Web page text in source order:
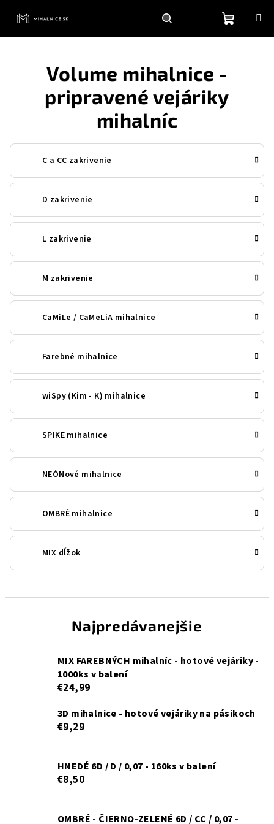
HľadaťPrihlásenie
Volume mihalnice -
pripravené vejáriky
mihalníc
C a CC zakrivenie
D zakrivenie
L zakrivenie
M zakrivenie
CaMiLe / CaMeLiA mihalnice
Farebné mihalnice
wiSpy (Kim - K) mihalnice
SPIKE mihalnice
NEÓNové mihalnice
OMBRÉ mihalnice
MIX dĺžok
Najpredávanejšie
MIX FAREBNÝCH mihalníc - hotové vejáriky -
1000ks v balení
€24,99
3D mihalnice - hotové vejáriky na pásikoch
€9,29
HNEDÉ 6D / D / 0,07 - 160ks v balení
€8,50
OMBRÉ - ČIERNO-ZELENÉ 6D / CC / 0,07 -